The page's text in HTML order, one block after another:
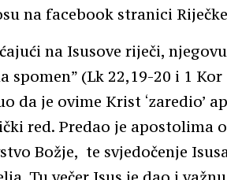
na facebook stranici
na Isusove riječi,
spomen” (Lk 22,19-20 i 1
da je ovime Krist ‘zaredio’
red. Predao je apostolima
Božje, te svjedočenje